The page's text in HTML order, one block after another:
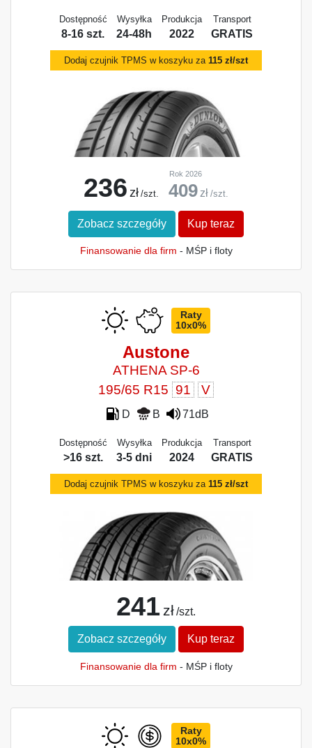
Dostępność
8-16 szt.
Wysyłka
24-48h
Produkcja
2022
Transport
GRATIS
Dodaj czujnik TPMS w koszyku za 115 zł/szt
236 zł /szt.
Rok 2026
409 zł /szt.
Zobacz szczegóły Kup teraz
Finansowanie dla firm - MŚP i floty
Raty
10x0%
Austone
ATHENA SP-6
195/65 R15 91 V
D B 71dB
Dostępność
>16 szt.
Wysyłka
3-5 dni
Produkcja
2024
Transport
GRATIS
Dodaj czujnik TPMS w koszyku za 115 zł/szt
241 zł /szt.
Zobacz szczegóły Kup teraz
Finansowanie dla firm - MŚP i floty
Raty
10x0%